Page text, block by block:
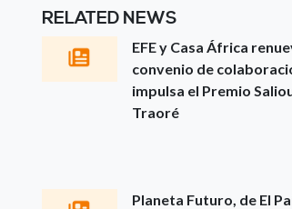
RELATED NEWS
EFE y Casa África
convenio de
impulsa el Premio
Traoré
Planeta Futuro, de El